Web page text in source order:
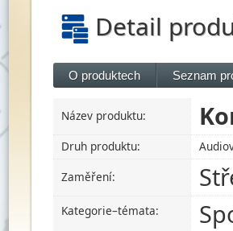
Detail
O produktech Seznam
Název produktu:
Druh produktu:
Zaměření:
Kategorie–témata: